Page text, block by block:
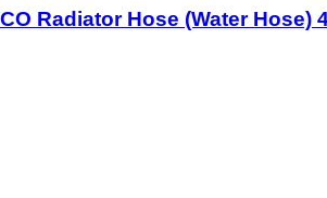
Radiator Hose (Water Hose)